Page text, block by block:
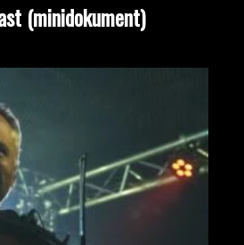
(minidokument)